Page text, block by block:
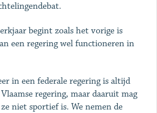
begint zoals het vorige is
een regering wel functioneren in
in een federale regering is altijd
regering, maar daaruit mag
niet sportief is. We nemen de